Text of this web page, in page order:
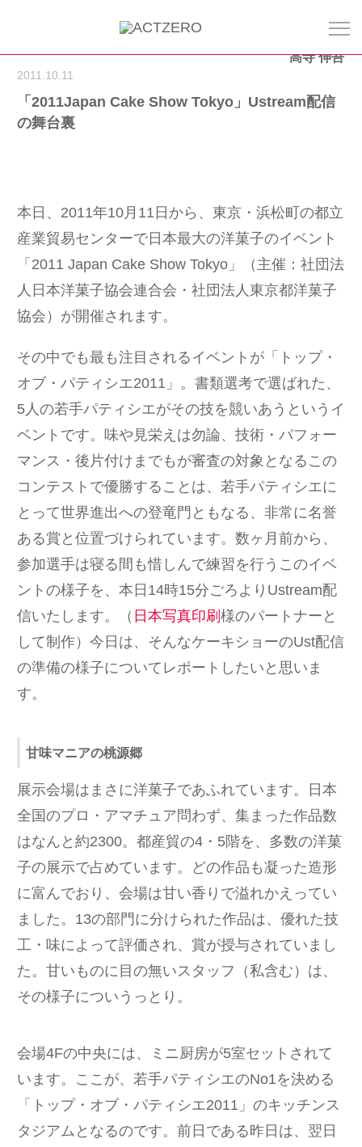
高寺 伸吾
2011.10.11
「2011Japan Cake Show Tokyo」Ustream配信
の舞台裏
本日、2011年10月11日から、東京・浜松町の都立
産業貿易センターで日本最大の洋菓子のイベント
「2011 Japan Cake Show Tokyo」（主催：社団法
人日本洋菓子協会連合会・社団法人東京都洋菓子
協会）が開催されます。
その中でも最も注目されるイベントが「トップ・
オブ・パティシエ2011」。書類選考で選ばれた、
5人の若手パティシエがその技を競いあうというイ
ベントです。味や見栄えは勿論、技術・パフォー
マンス・後片付けまでもが審査の対象となるこの
コンテストで優勝することは、若手パティシエに
とって世界進出への登竜門ともなる、非常に名誉
ある賞と位置づけられています。数ヶ月前から、
参加選手は寝る間も惜しんで練習を行うこのイベ
ントの様子を、本日14時15分ごろよりUstream配
信いたします。（ 日本写真印刷 様のパートナーと
して制作）今日は、そんなケーキショーのUst配信
の準備の様子についてレポートしたいと思いま
す。
甘味マニアの桃源郷
展示会場はまさに洋菓子であふれています。日本
全国のプロ・アマチュア問わず、集まった作品数
はなんと約2300。都産貿の4・5階を、多数の洋菓
子の展示で占めています。どの作品も凝った造形
に富んでおり、会場は甘い香りで溢れかえってい
ました。13の部門に分けられた作品は、優れた技
工・味によって評価され、賞が授与されていまし
た。甘いものに目の無いスタッフ（私含む）は、
その様子についうっとり。
会場4Fの中央には、ミニ厨房が5室セットされて
います。ここが、若手パティシエのNo1を決める
「トップ・オブ・パティシエ2011」のキッチンス
タジアムとなるのです。前日である昨日は、翌日